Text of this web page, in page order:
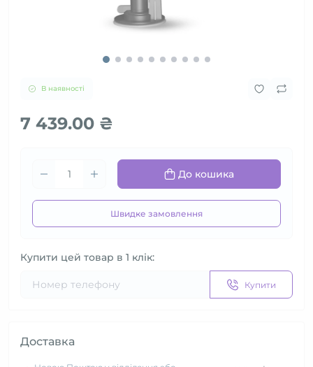
В наявності
7 439.00 ₴
До кошика
Швидке замовлення
Купити цей товар в 1 клік:
Купити
Доставка